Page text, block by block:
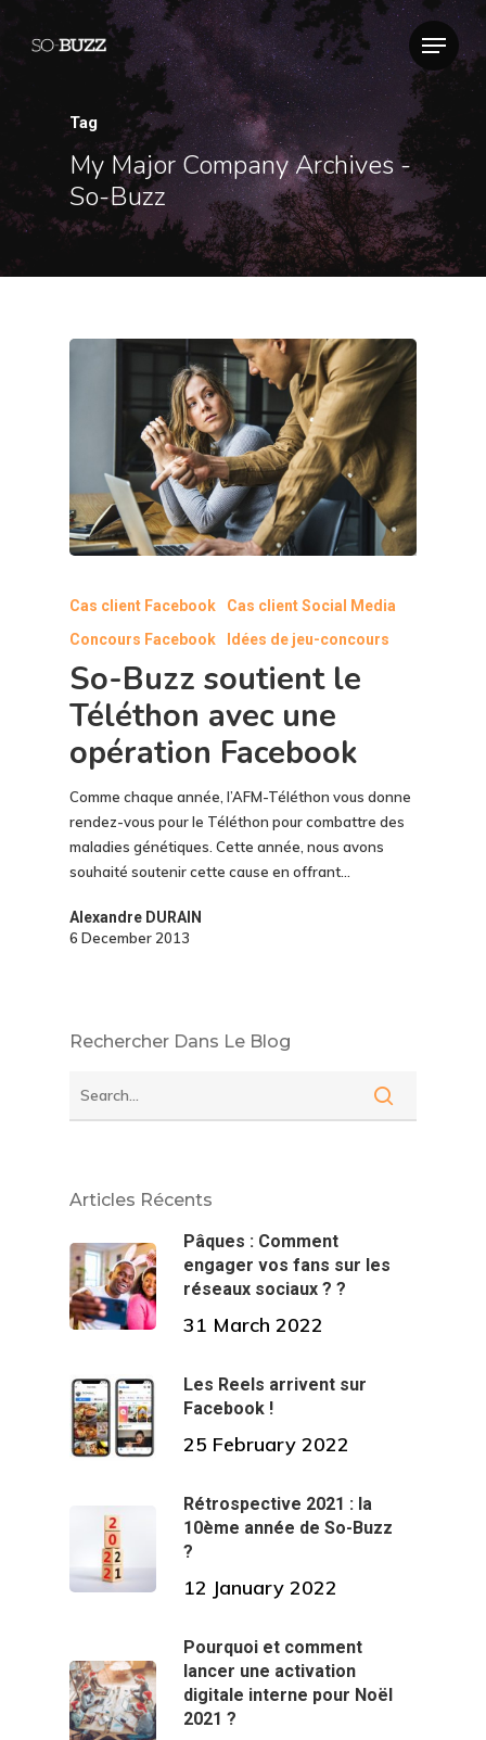
Tag
My Major Company Archives -
So-Buzz
Cas client Facebook
Cas client Social Media
Concours Facebook
Idées de jeu-concours
So-Buzz soutient le
Téléthon avec une
opération Facebook
Comme chaque année, l’AFM-Téléthon vous donne
rendez-vous pour le Téléthon pour combattre des
maladies génétiques. Cette année, nous avons
souhaité soutenir cette cause en offrant…
Alexandre DURAIN
6 December 2013
Rechercher Dans Le Blog
Articles Récents
Pâques : Comment
engager vos fans sur les
réseaux sociaux ? ?
31 March 2022
Les Reels arrivent sur
Facebook !
25 February 2022
Rétrospective 2021 : la
10ème année de So-Buzz
?
12 January 2022
Pourquoi et comment
lancer une activation
digitale interne pour Noël
2021 ?